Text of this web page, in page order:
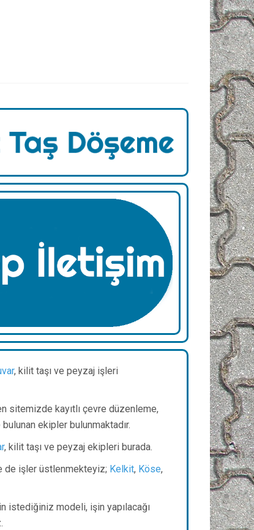
, kilit taşı ve peyzaj işleri
sitemizde kayıtlı çevre düzenleme,
ekipler bulunmaktadır.
, kilit taşı ve peyzaj ekipleri burada.
de işler üstlenmekteyiz; Kelkit, Köse,
istediğiniz modeli, işin yapılacağı